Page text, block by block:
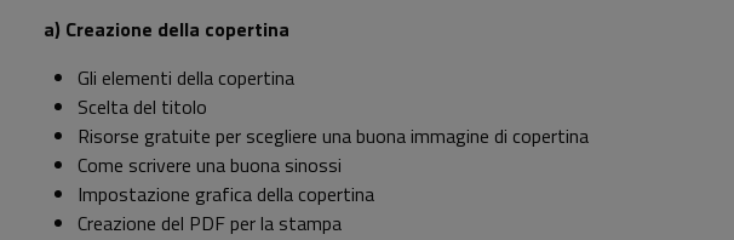
a) Creazione della copertina
Gli elementi della copertina
Scelta del titolo
Risorse gratuite per scegliere una buona immagine di copertina
Come scrivere una buona sinossi
Impostazione grafica della copertina
Creazione del PDF per la stampa